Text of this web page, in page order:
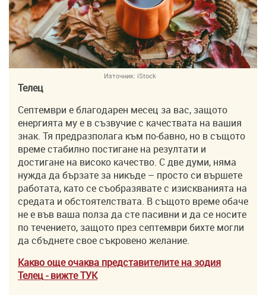
Източник: iStock
Телец
Септември е благодарен месец за вас, защото
енергията му е в съзвучие с качествата на вашия
знак. Тя предразполага към по-бавно, но в същото
време стабилно постигане на резултати и
достигане на високо качество. С две думи, няма
нужда да бързате за никъде – просто си вършете
работата, като се съобразявате с изискванията на
средата и обстоятелствата. В същото време обаче
не е във ваша полза да сте пасивни и да се носите
по течението, защото през септември бихте могли
да сбъднете свое съкровено желание.
Какво още очаква представителите на зодия
Телец- вижте ТУK